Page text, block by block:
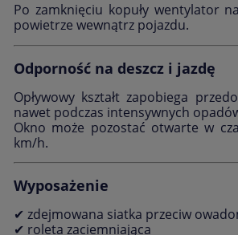
Po zamknięciu kopuły wentylator
powietrze wewnątrz pojazdu.
Odporność na deszcz i jazdę
Opływowy kształt zapobiega
nawet podczas intensywnych
Okno może pozostać otwarte w
km/h.
Wyposażenie
✔ zdejmowana siatka przeciw
✔ roleta zaciemniająca